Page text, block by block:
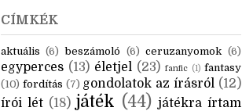
Tiszteljük meg a másik alkotót! ;)
CÍMKÉK
aktuális (6) beszámoló (6) ceruzanyomok (6)